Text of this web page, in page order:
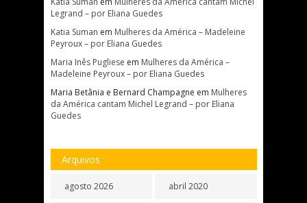
Legrand – por Eliana Guedes
Katia Suman em Mulheres da América – Madeleine
Peyroux – por Eliana Guedes
Maria Inês Pugliese em Mulheres da América –
Madeleine Peyroux – por Eliana Guedes
Maria Betânia e Bernard Champagne em Mulheres
da América cantam Michel Legrand – por Eliana
Guedes
Arquivos
agosto 2026 abril 2020